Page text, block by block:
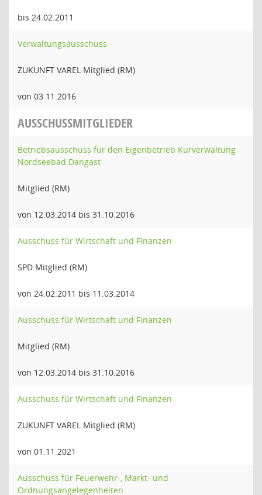
bis 24.02.2011
Verwaltungsausschuss
ZUKUNFT VAREL Mitglied (RM)
von 03.11.2016
AUSSCHUSSMITGLIEDER
Betriebsausschuss für den Eigenbetrieb Kurverwaltung
Nordseebad Dangast
Mitglied (RM)
von 12.03.2014 bis 31.10.2016
Ausschuss für Wirtschaft und Finanzen
SPD Mitglied (RM)
von 24.02.2011 bis 11.03.2014
Ausschuss für Wirtschaft und Finanzen
Mitglied (RM)
von 12.03.2014 bis 31.10.2016
Ausschuss für Wirtschaft und Finanzen
ZUKUNFT VAREL Mitglied (RM)
von 01.11.2021
Ausschuss für Feuerwehr-, Markt- und
Ordnungsangelegenheiten